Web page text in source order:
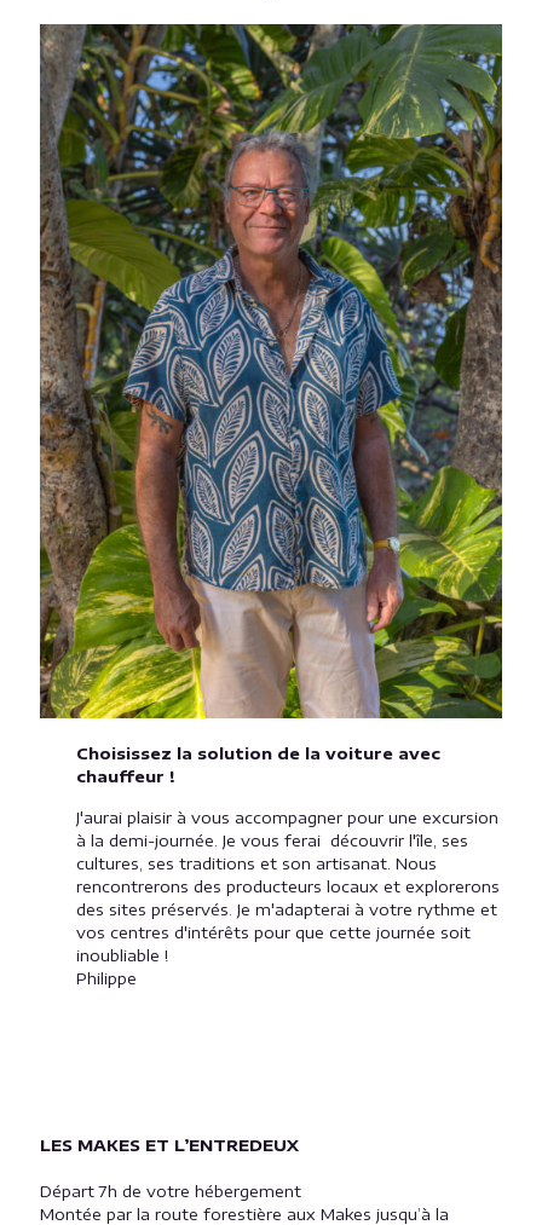
Choisissez la solution de la voiture avec
chauffeur !
J'aurai plaisir à vous accompagner pour une excursion
à la demi-journée. Je vous ferai découvrir l'île, ses
cultures, ses traditions et son artisanat. Nous
rencontrerons des producteurs locaux et explorerons
des sites préservés. Je m'adapterai à votre rythme et
vos centres d'intérêts pour que cette journée soit
inoubliable !
Philippe
LES MAKES ET L’ENTREDEUX
Départ 7h de votre hébergement
Montée par la route forestière aux Makes jusqu’à la